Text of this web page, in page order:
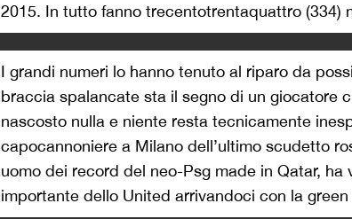
2015. In tutto fanno trecentotrentaquattro (334)
I grandi numeri lo hanno tenuto al riparo da
braccia spalancate sta il segno di un giocatore
nascosto nulla e niente resta tecnicamente
capocannoniere a Milano dell’ultimo scudetto
uomo dei record del neo-Psg made in Qatar, ha
importante dello United arrivandoci con la